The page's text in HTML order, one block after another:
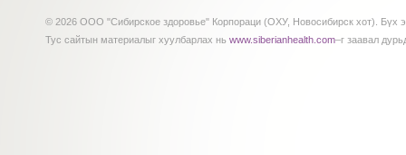
© 2026 ООО "Сибирское здоровье" Корпораци (ОХУ, Новосибирск хот). Бүх
Тус сайтын материалыг хуулбарлах нь www.siberianhealth.com–г заавал